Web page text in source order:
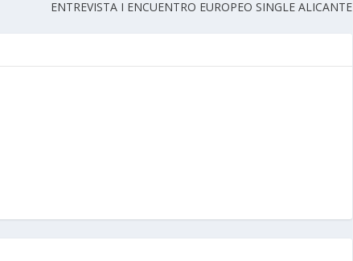
ENTREVISTA I ENCUENTRO EUROPEO SINGLE ALICANTE